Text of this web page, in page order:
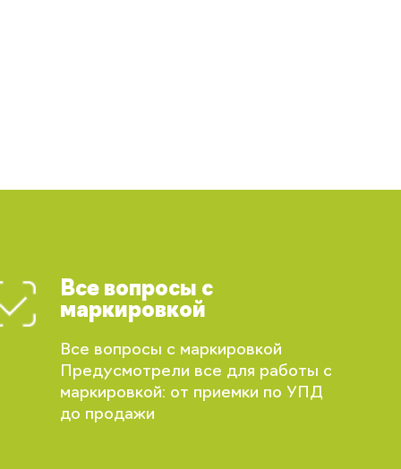
Все вопросы с
маркировкой
Все вопросы с маркировкой
Предусмотрели все для работы с
маркировкой: от приемки по УПД
до продажи